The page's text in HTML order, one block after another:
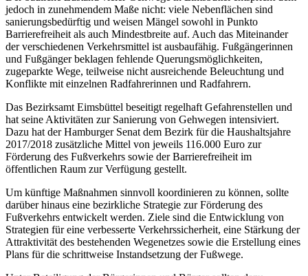
jedoch in zunehmendem Maße nicht: viele Nebenflächen sind
sanierungsbedürftig und weisen Mängel sowohl in Punkto
Barrierefreiheit als auch Mindestbreite auf. Auch das Miteinander
der verschiedenen Verkehrsmittel ist ausbaufähig. Fußgängerinnen
und Fußgänger beklagen fehlende Querungsmöglichkeiten,
zugeparkte Wege, teilweise nicht ausreichende Beleuchtung und
Konflikte mit einzelnen Radfahrerinnen und Radfahrern.
Das Bezirksamt Eimsbüttel beseitigt regelhaft Gefahrenstellen und
hat seine Aktivitäten zur Sanierung von Gehwegen intensiviert.
Dazu hat der Hamburger Senat dem Bezirk für die Haushaltsjahre
2017/2018 zusätzliche Mittel von jeweils 116.000 Euro zur
Förderung des Fußverkehrs sowie der Barrierefreiheit im
öffentlichen Raum zur Verfügung gestellt.
Um künftige Maßnahmen sinnvoll koordinieren zu können, sollte
darüber hinaus eine bezirkliche Strategie zur Förderung des
Fußverkehrs entwickelt werden. Ziele sind die Entwicklung von
Strategien für eine verbesserte Verkehrssicherheit, eine Stärkung der
Attraktivität des bestehenden Wegenetzes sowie die Erstellung eines
Plans für die schrittweise Instandsetzung der Fußwege.